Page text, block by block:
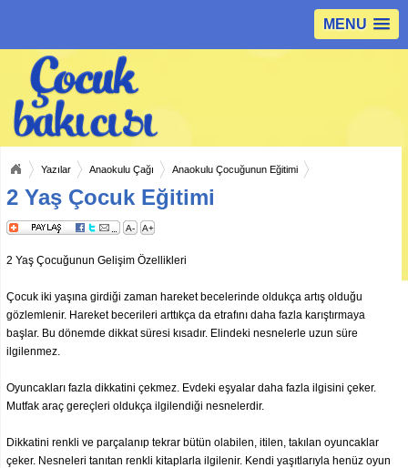
MENU
Yazılar Anaokulu Çağı Anaokulu Çocuğunun Eğitimi
2 Yaş Çocuk Eğitimi
A- A+
2 Yaş Çocuğunun Gelişim Özellikleri
Çocuk iki yaşına girdiği zaman hareket becelerinde oldukça artış olduğu
gözlemlenir. Hareket becerileri arttıkça da etrafını daha fazla karıştırmaya
başlar. Bu dönemde dikkat süresi kısadır. Elindeki nesnelerle uzun süre
ilgilenmez.
Oyuncakları fazla dikkatini çekmez. Evdeki eşyalar daha fazla ilgisini çeker.
Mutfak araç gereçleri oldukça ilgilendiği nesnelerdir.
Dikkatini renkli ve parçalanıp tekrar bütün olabilen, itilen, takılan oyuncaklar
çeker. Nesneleri tanıtan renkli kitaplarla ilgilenir. Kendi yaşıtlarıyla henüz oyun